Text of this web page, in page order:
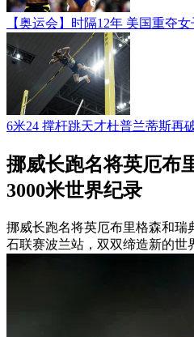
【奥运会】时隔12年 美国重夺
6米24 撑杆跳天才杜普兰蒂斯再
挪威长跑名将英厄布
3000米世界纪录
挪威长跑名将英厄布里格森和瑞
石联赛波兰站，双双缔造新的世